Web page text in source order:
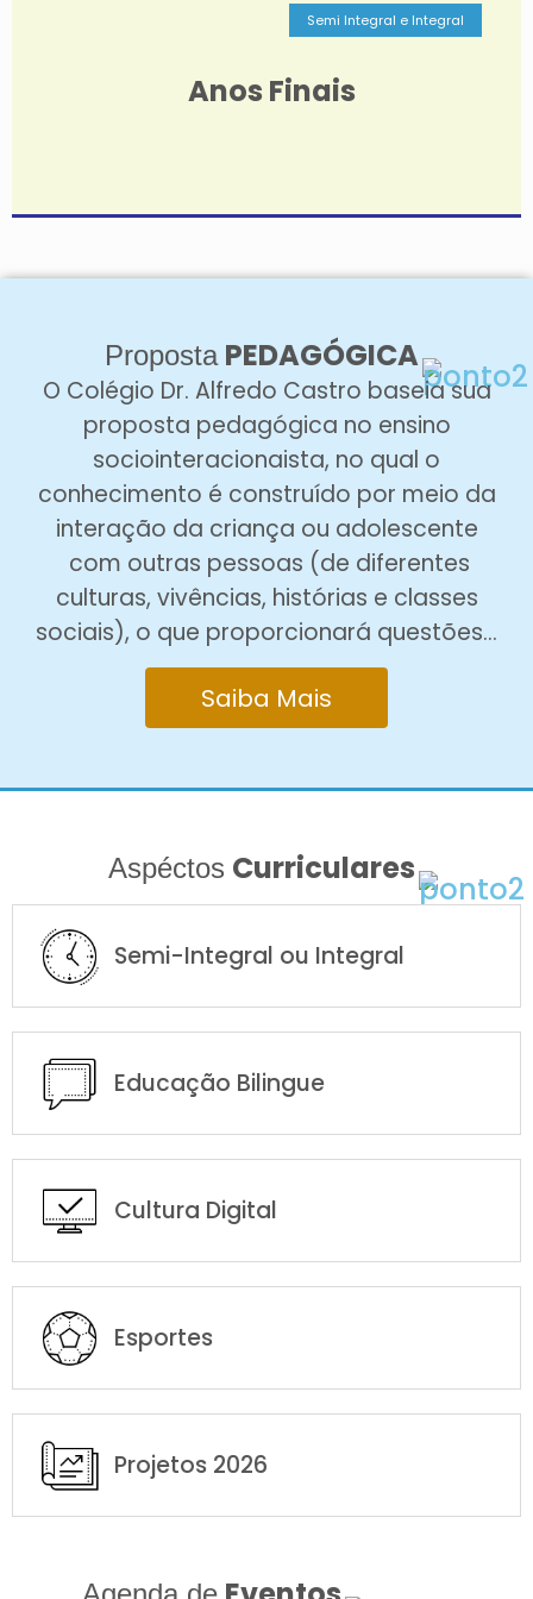
Anos Finais
Semi Integral e Integral
Nos Anos Finais, foca-se em aprofundar
críticas com métodos dinâmicos.
Proposta PEDAGÓGICA
O Colégio Dr. Alfredo Castro baseia sua
proposta pedagógica no ensino
sociointeracionaista, no qual o
conhecimento é construído por meio da
interação da criança ou adolescente
com outras pessoas (de diferentes
culturas, vivências, histórias e classes
sociais), o que proporcionará questões…
Saiba Mais
Aspéctos Curriculares
Semi-Integral ou Integral
Educação Bilingue
Cultura Digital
Esportes
Projetos 2026